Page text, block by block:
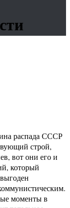
распада СССР
строй,
вот они его и
который
моменты в